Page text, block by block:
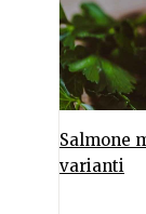
Salmone
varianti